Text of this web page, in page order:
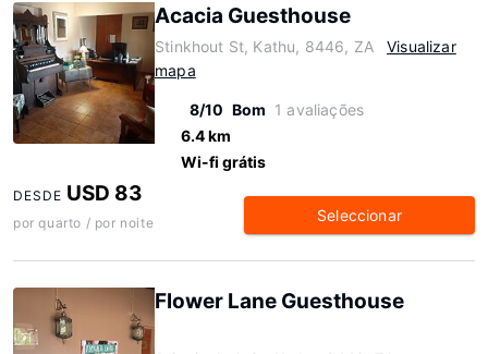
Acacia Guesthouse
Stinkhout St, Kathu, 8446, ZA
Visualizar
mapa
8/10 Bom 1 avaliações
6.4 km
Wi-fi grátis
DESDE USD 83
por quarto / por noite Seleccionar
Flower Lane Guesthouse